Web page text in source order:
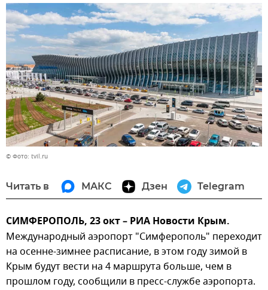
© Фото: tvil.ru
Читать в МАКС Дзен Telegram
СИМФЕРОПОЛЬ, 23 окт – РИА Новости Крым.
Международный аэропорт "Симферополь" переходит
на осенне-зимнее расписание, в этом году зимой в
Крым будут вести на 4 маршрута больше, чем в
прошлом году, сообщили в пресс-службе аэропорта.